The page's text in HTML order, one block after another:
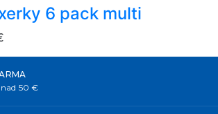
6 pack multi
50 €